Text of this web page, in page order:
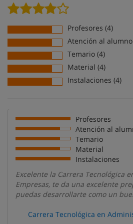
Profesores (4)
Atención al alumno
Temario (4)
Material (4)
Instalaciones (4)
Profesores
Atención al
Temario
Material
Instalaciones
Excelente la Carrera Tecnológica
Empresas, te da una excelente
puedas desarrollarte como un
Carrera Tecnológica en